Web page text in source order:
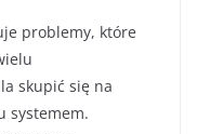
problemy, które
skupić się na
systemem.